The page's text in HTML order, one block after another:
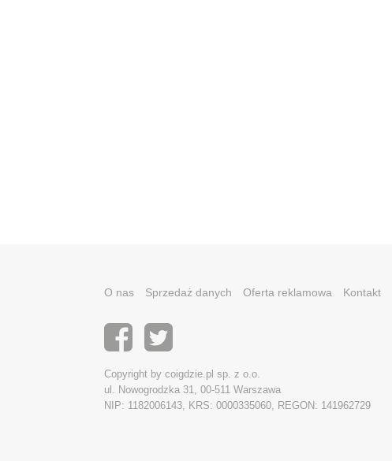
O nas Sprzedaż danych Oferta reklamowa Kontakt
Copyright by coigdzie.pl sp. z o.o.
ul. Nowogrodzka 31, 00-511 Warszawa
NIP: 1182006143, KRS: 0000335060, REGON: 141962729